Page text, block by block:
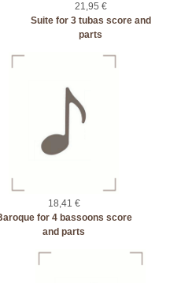
21,95 €
Suite for 3 tubas score and
parts
18,41 €
for 4 bassoons score
and parts